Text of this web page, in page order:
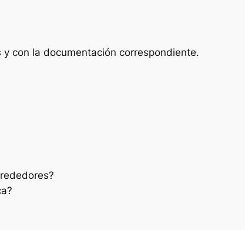
con la documentación correspondiente.